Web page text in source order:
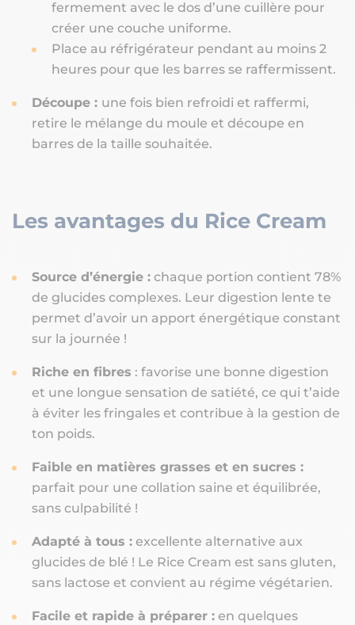
fermement avec le dos d’une cuillère pour
créer une couche uniforme.
Place au réfrigérateur pendant au moins 2
heures pour que les barres se raffermissent.
Découpe : une fois bien refroidi et raffermi,
retire le mélange du moule et découpe en
barres de la taille souhaitée.
Les avantages du Rice Cream
Source d’énergie : chaque portion contient 78%
de glucides complexes. Leur digestion lente te
permet d’avoir un apport énergétique constant
sur la journée !
Riche en fibres : favorise une bonne digestion
et une longue sensation de satiété, ce qui t’aide
à éviter les fringales et contribue à la gestion de
ton poids.
Faible en matières grasses et en sucres :
parfait pour une collation saine et équilibrée,
sans culpabilité !
Adapté à tous : excellente alternative aux
glucides de blé ! Le Rice Cream est sans gluten,
sans lactose et convient au régime végétarien.
Facile et rapide à préparer : en quelques